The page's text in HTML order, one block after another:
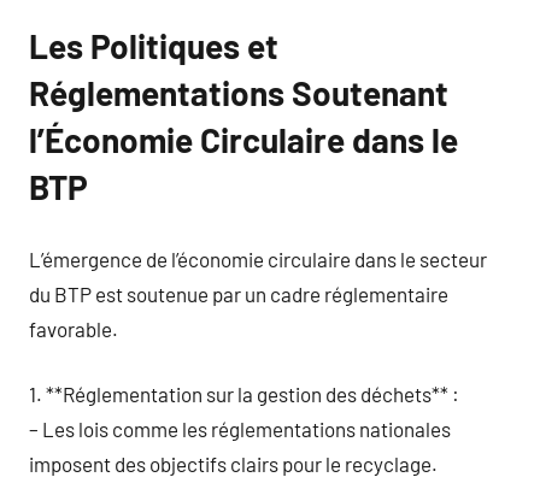
Les Politiques et
Réglementations Soutenant
l’Économie Circulaire dans le
BTP
L’émergence de l’économie circulaire dans le secteur
du BTP est soutenue par un cadre réglementaire
favorable.
1. **Réglementation sur la gestion des déchets** :
– Les lois comme les réglementations nationales
imposent des objectifs clairs pour le recyclage.